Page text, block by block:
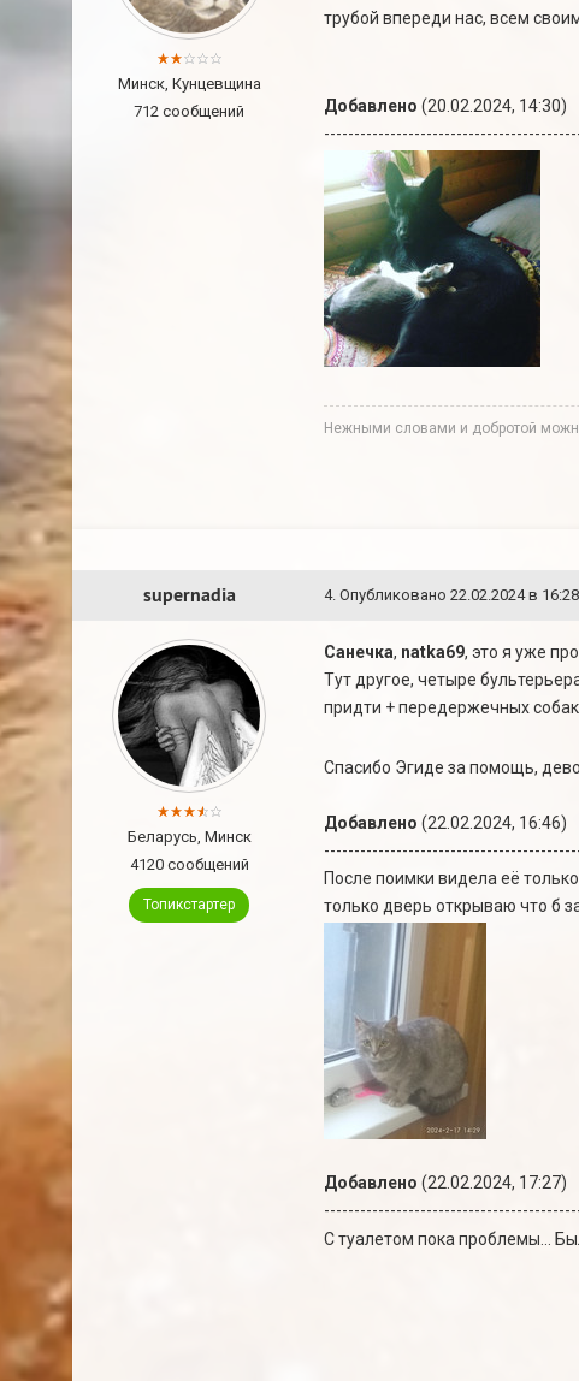
Минск, Кунцевщина
712 сообщений
трубой впереди нас, всем
Добавлено (20.02.2024, 14:30)
Нежными словами и добротой
supernadia 4. Опубликовано 22.02.2024 в 16:28
Беларусь, Минск
4120 сообщений
Топикстартер
Санечка, natka69, это я уже
Тут другое, четыре
придти + передержечных
Спасибо Эгиде за помощь,
Добавлено (22.02.2024, 16:46)
После поимки видела её
только дверь открываю что б
Добавлено (22.02.2024, 17:27)
С туалетом пока проблемы...